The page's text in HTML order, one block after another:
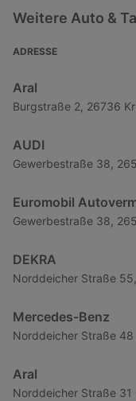
Weitere Auto &
ADRESSE
Aral
Burgstraße 2, 26736
AUDI
Gewerbestraße 38,
Euromobil
Gewerbestraße 38,
DEKRA
Norddeicher Straße
Mercedes-Benz
Norddeicher Straße
Aral
Norddeicher Straße